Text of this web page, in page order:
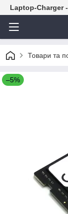
Laptop-Charger -
Товари та
–5%